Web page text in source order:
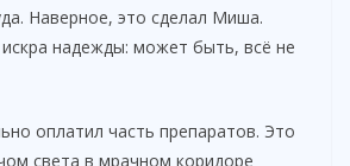
Наверное, это сделал Миша.
надежды: может быть, всё не
оплатил часть препаратов. Это
света в мрачном коридоре